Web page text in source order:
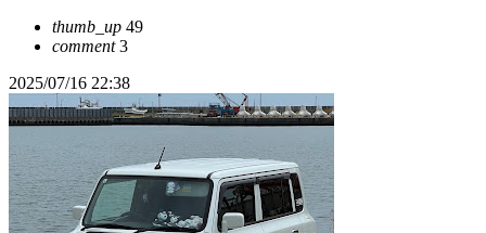
thumb_up 49
comment3
2025/07/16 22:38